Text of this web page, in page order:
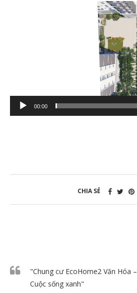
00:00
CHIA SẺ
"Chung cư EcoHome2 Văn Hóa
Cuộc sống xanh"